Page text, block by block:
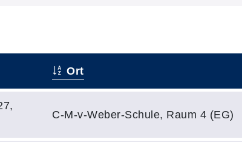
Ort
C-M-v-Weber-Schule, Raum 4 (EG)